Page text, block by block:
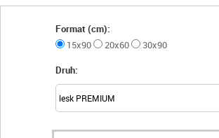
Format (cm):
15x90
20x60
30x90
Druh: